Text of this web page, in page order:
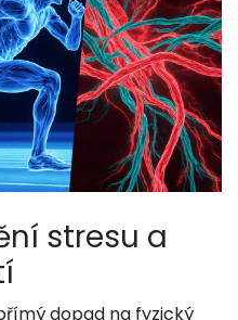
stresu a
dopad na fyzický